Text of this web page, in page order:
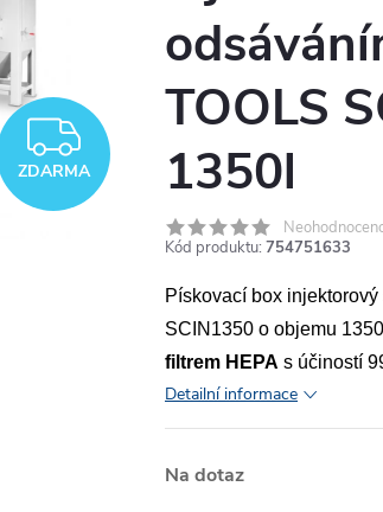
ZDARMA
ZDARMA
TOOLS
1350l
Kód produktu: 754751633
Pískovací box
SCIN1350 o objemu
filtrem HEPA s účiností
Detailní informace
Na dotaz